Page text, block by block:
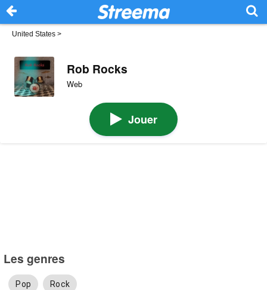
United States >
Rob Rocks
Web
Jouer
Les genres
Pop Rock